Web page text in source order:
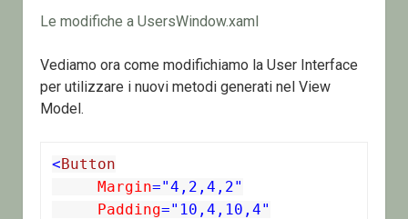
Le modifiche a UsersWindow.xaml
Vediamo ora come modifichiamo la User Interface
per utilizzare i nuovi metodi generati nel View
Model.
<Button
Margin="4,2,4,2"
Padding="10,4,10,4"